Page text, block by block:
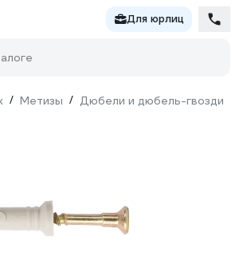
Для юрлиц
/ Метизы / Дюбели и дюбель-гвозди